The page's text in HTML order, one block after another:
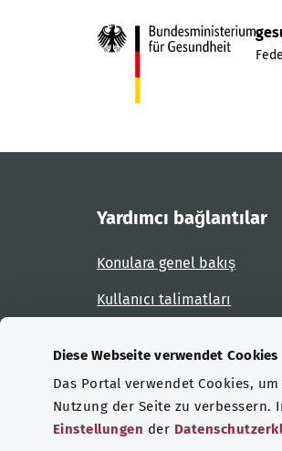
Diese Webseite verwendet Cookies
Das Portal verwendet Cookies,
Nutzung der Seite zu
Einstellungen der
Yardımcı bağlantılar
Konulara genel bakış
Kullanıcı talimatları
Sertifikasyonlar